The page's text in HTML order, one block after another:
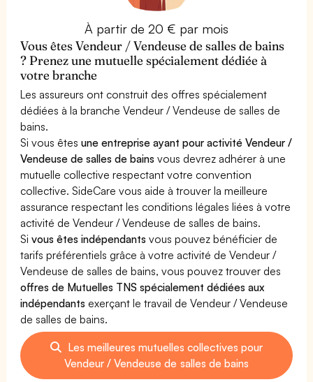
À partir de 20 € par mois
Vous êtes Vendeur / Vendeuse de salles de bains
? Prenez une mutuelle spécialement dédiée à
votre branche
Les assureurs ont construit des offres spécialement
dédiées à la branche Vendeur / Vendeuse de salles de
bains.
Si vous êtesune entreprise ayant pour activité Vendeur /
Vendeuse de salles de bains vous devrez adhérer à une
mutuelle collective respectant votre convention
collective. SideCare vous aide à trouver la meilleure
assurance respectant les conditions légales liées à votre
activité de Vendeur / Vendeuse de salles de bains.
Sivous êtes indépendants vous pouvez bénéficier de
tarifs préférentiels grâce à votre activité de Vendeur /
Vendeuse de salles de bains, vous pouvez trouver des
offres de Mutuelles TNS spécialement dédiées aux
indépendants exerçant le travail de Vendeur / Vendeuse
de salles de bains.
Les meilleures mutuelles collectives pour
Vendeur / Vendeuse de salles de bains